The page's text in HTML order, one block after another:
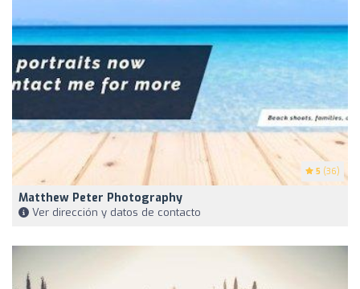
5 (36)
Matthew Peter Photography
Ver dirección y datos de contacto